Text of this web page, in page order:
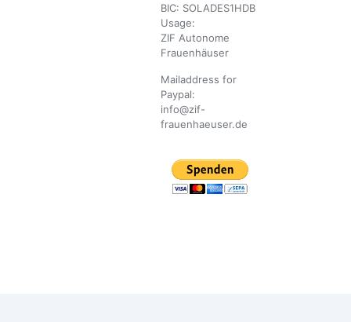
BIC: SOLADES1HDB
Usage:
ZIF Autonome
Frauenhäuser
Mailaddress for
Paypal:
info@zif-
frauenhaeuser.de